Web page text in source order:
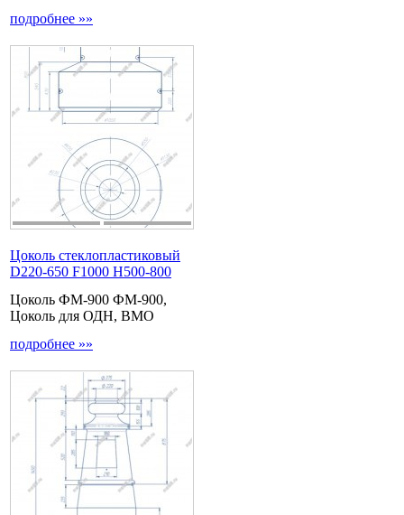
подробнее »»
Цоколь стеклопластиковый
D220-650 F1000 Н500-800
Цоколь ФМ-900 ФМ-900,
Цоколь для ОДН, ВМО
подробнее »»